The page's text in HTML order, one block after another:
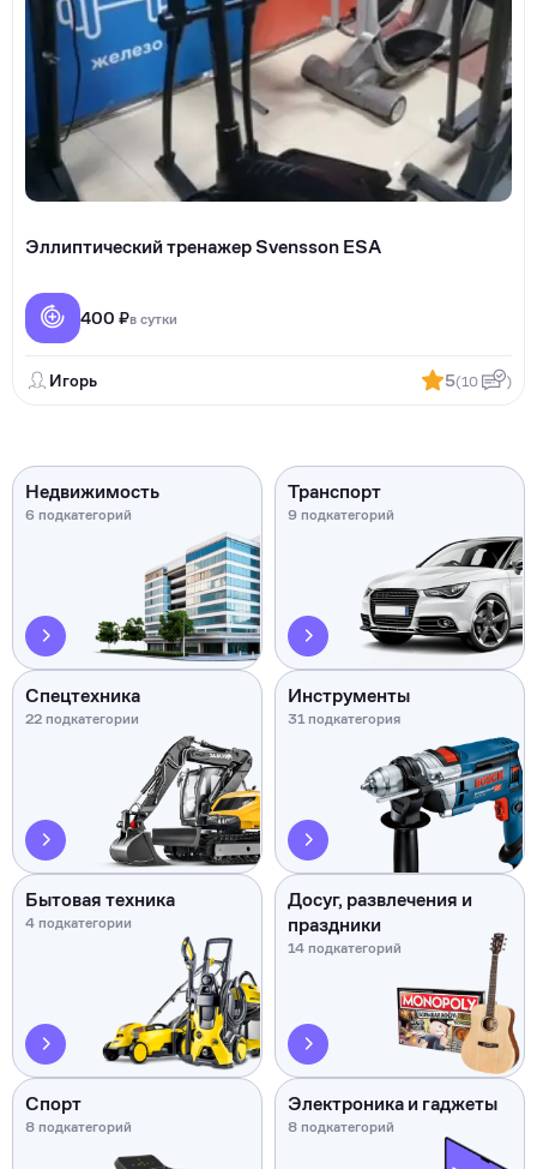
Эллиптический тренажер Svensson ESA
400 ₽в сутки
Игорь 5(10 )
Недвижимость
6 подкатегорий
Транспорт
9 подкатегорий
Спецтехника
22 подкатегории
Инструменты
31 подкатегория
Бытовая техника
4 подкатегории
Досуг, развлечения и
праздники
14 подкатегорий
Спорт
8 подкатегорий
Электроника и гаджеты
8 подкатегорий